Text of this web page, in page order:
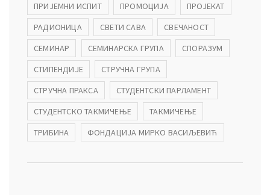
ПРИЈЕМНИ ИСПИТ
ПРОМОЦИЈА
ПРОЈЕКАТ
РАДИОНИЦА
СВЕТИ САВА
СВЕЧАНОСТ
СЕМИНАР
СЕМИНАРСКА ГРУПА
СПОРАЗУМ
СТИПЕНДИЈЕ
СТРУЧНА ГРУПА
СТРУЧНА ПРАКСА
СТУДЕНТСКИ ПАРЛАМЕНТ
СТУДЕНТСКО ТАКМИЧЕЊЕ
ТАКМИЧЕЊЕ
ТРИБИНА
ФОНДАЦИЈА МИРКО ВАСИЉЕВИЋ